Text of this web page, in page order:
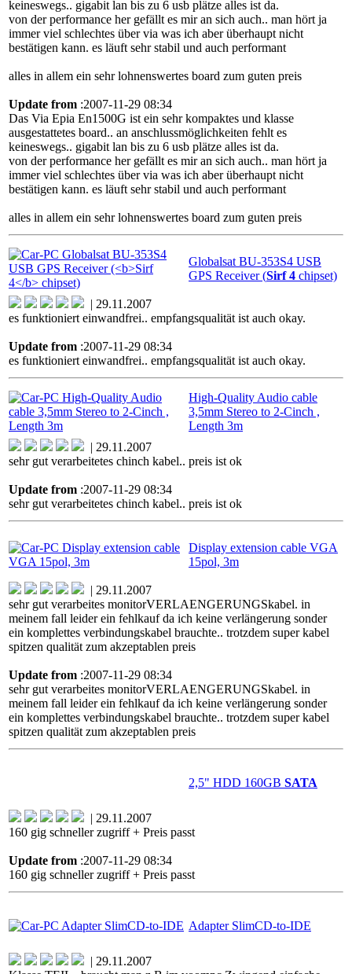
keineswegs.. gigabit lan bis zu 6 usb plätze alles ist da.
von der performance her gefällt es mir an sich auch.. man hört ja
immer viel schlechtes über via was ich aber überhaupt nicht
bestätigen kann. es läuft sehr stabil und auch performant
alles in allem ein sehr lohnenswertes board zum guten preis
Update from :2007-11-29 08:34
Das Via Epia En1500G ist ein sehr kompaktes und klasse
ausgestattetes board.. an anschlussmöglichkeiten fehlt es
keineswegs.. gigabit lan bis zu 6 usb plätze alles ist da.
von der performance her gefällt es mir an sich auch.. man hört ja
immer viel schlechtes über via was ich aber überhaupt nicht
bestätigen kann. es läuft sehr stabil und auch performant
alles in allem ein sehr lohnenswertes board zum guten preis
Globalsat BU-353S4 USB
GPS Receiver (Sirf 4 chipset)
| 29.11.2007
es funktioniert einwandfrei.. empfangsqualität ist auch okay.
Update from :2007-11-29 08:34
es funktioniert einwandfrei.. empfangsqualität ist auch okay.
High-Quality Audio cable
3,5mm Stereo to 2-Cinch ,
Length 3m
| 29.11.2007
sehr gut verarbeitetes chinch kabel.. preis ist ok
Update from :2007-11-29 08:34
sehr gut verarbeitetes chinch kabel.. preis ist ok
Display extension cable VGA
15pol, 3m
| 29.11.2007
sehr gut verarbeites monitorVERLAENGERUNGSkabel. in
meinem fall leider ein fehlkauf da ich keine verlängerung sonder
ein komplettes verbindungskabel brauchte.. trotzdem super kabel
spitzen qualität zum akzeptablen preis
Update from :2007-11-29 08:34
sehr gut verarbeites monitorVERLAENGERUNGSkabel. in
meinem fall leider ein fehlkauf da ich keine verlängerung sonder
ein komplettes verbindungskabel brauchte.. trotzdem super kabel
spitzen qualität zum akzeptablen preis
2,5" HDD 160GB SATA
| 29.11.2007
160 gig schneller zugriff + Preis passt
Update from :2007-11-29 08:34
160 gig schneller zugriff + Preis passt
Adapter SlimCD-to-IDE
| 29.11.2007